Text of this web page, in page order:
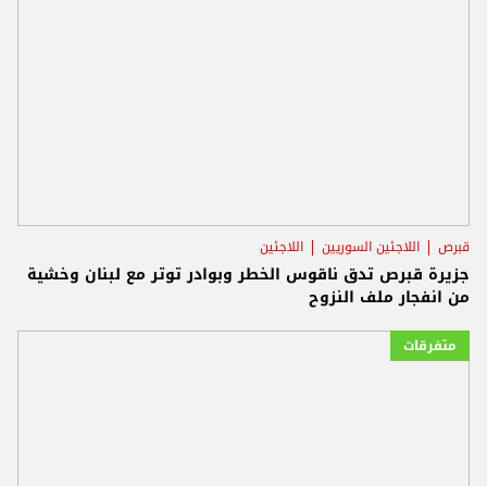
قبرص اللاجئين السوريين اللاجئين
جزيرة قبرص تدق ناقوس الخطر وبوادر توتر مع لبنان وخشية
من انفجار ملف النزوح
متفرقات